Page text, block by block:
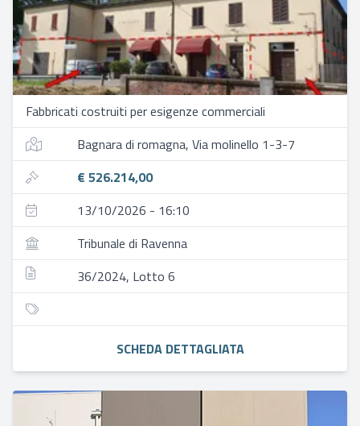
Fabbricati costruiti per esigenze commerciali
Bagnara di romagna, Via molinello 1-3-7
€ 526.214,00
13/10/2026 - 16:10
Tribunale di Ravenna
36/2024, Lotto 6
SCHEDA DETTAGLIATA